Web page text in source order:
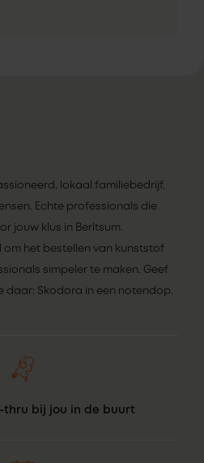
lokaal familiebedrijf,
Echte professionals die
jouw klus in Berltsum.
om het bestellen van kunststof
simpeler te maken. Geef
daar: Skodora in een notendop.
thru bij jou in de buurt